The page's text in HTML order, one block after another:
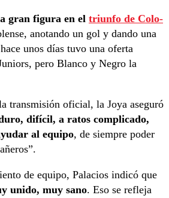
gran figura en el triunfo de Colo-
anotando un gol y dando una
unos días tuvo una oferta
pero Blanco y Negro la
transmisión oficial, la Joya aseguró
difícil, a ratos complicado,
al equipo, de siempre poder
de equipo, Palacios indicó que
unido, muy sano. Eso se refleja